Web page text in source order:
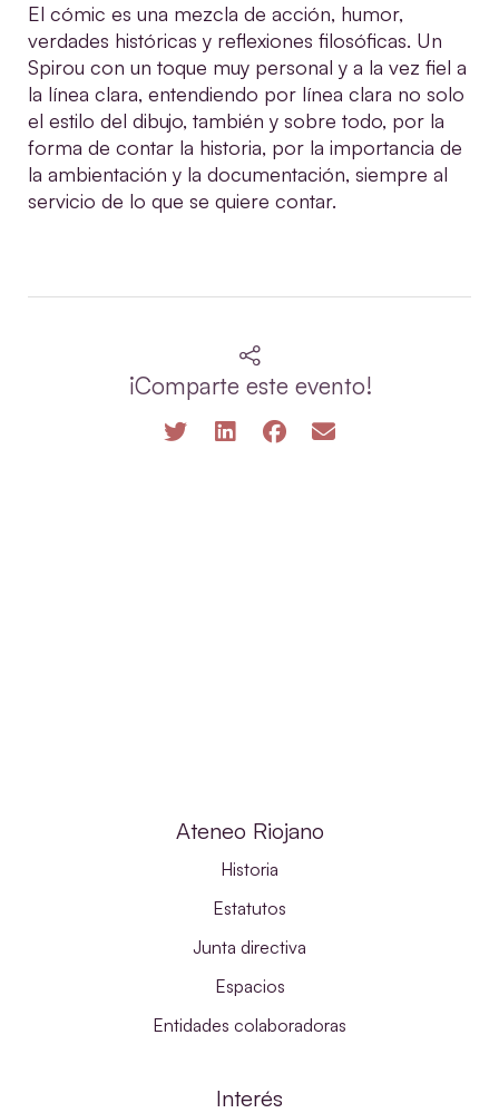
El cómic es una mezcla de acción, humor,
verdades históricas y reflexiones filosóficas. Un
Spirou con un toque muy personal y a la vez fiel a
la línea clara, entendiendo por línea clara no solo
el estilo del dibujo, también y sobre todo, por la
forma de contar la historia, por la importancia de
la ambientación y la documentación, siempre al
servicio de lo que se quiere contar.
¡Comparte este evento!
Ateneo Riojano
Historia
Estatutos
Junta directiva
Espacios
Entidades colaboradoras
Interés